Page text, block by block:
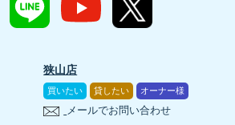
狭山店
買いたい 貸したい オーナー様
メールでお問い合わせ